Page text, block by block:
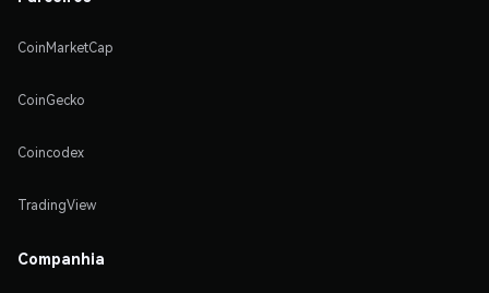
CoinMarketCap
CoinGecko
Coincodex
TradingView
Companhia